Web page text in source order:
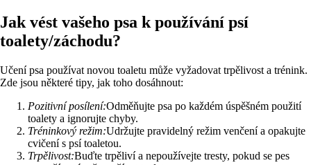
Jak vést vašeho psa k používání psí
toalety/záchodu?
Učení psa používat novou toaletu může vyžadovat trpělivost a trénink.
Zde jsou některé tipy, jak toho dosáhnout:
Pozitivní posílení:Odměňujte psa po každém úspěšném použití
toalety a ignorujte chyby.
Tréninkový režim:Udržujte pravidelný režim venčení a opakujte
cvičení s psí toaletou.
Trpělivost:Buďte trpěliví a nepoužívejte tresty, pokud se pes